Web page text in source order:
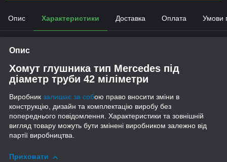
Опис Характеристики Доставка Оплата Умови
Опис
Хомут глушника тип Mercedes під
діаметр труби 42 міліметри
Виробник залишає за собою право вносити зміни в
конструкцію, дизайн та комплектацію виробу без
попереднього повідомлення. Характеристики та зовнішній
вигляд товару можуть бути змінені виробником залежно від
партії виробництва.
Приховати